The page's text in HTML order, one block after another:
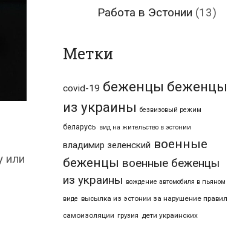
или
Работа в Эстонии (13)
Метки
covid-19 беженцы беженцы
из украины безвизовый режим
беларусь вид на жительство в эстонии
владимир зеленский военные
беженцы военные беженцы
из украины вождение автомобиля в пьяном
виде высылка из эстонии за нарушение правил
самоизоляции грузия дети украинских